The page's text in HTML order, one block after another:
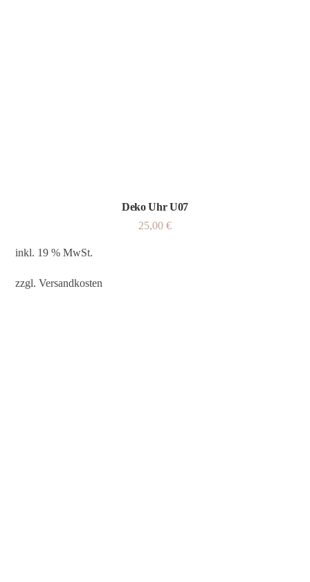
Deko Uhr U07
25,00 €
inkl. 19 % MwSt.
zzgl.Versandkosten